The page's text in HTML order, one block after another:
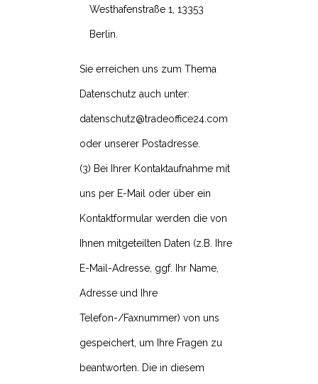
Westhafenstraße 1, 13353
Berlin.
Sie erreichen uns zum Thema
Datenschutz auch unter:
datenschutz@tradeoffice24.com
oder unserer Postadresse.
(3) Bei Ihrer Kontaktaufnahme mit
uns per E-Mail oder über ein
Kontaktformular werden die von
Ihnen mitgeteilten Daten (z.B. Ihre
E-Mail-Adresse, ggf. Ihr Name,
Adresse und Ihre
Telefon-/Faxnummer) von uns
gespeichert, um Ihre Fragen zu
beantworten. Die in diesem